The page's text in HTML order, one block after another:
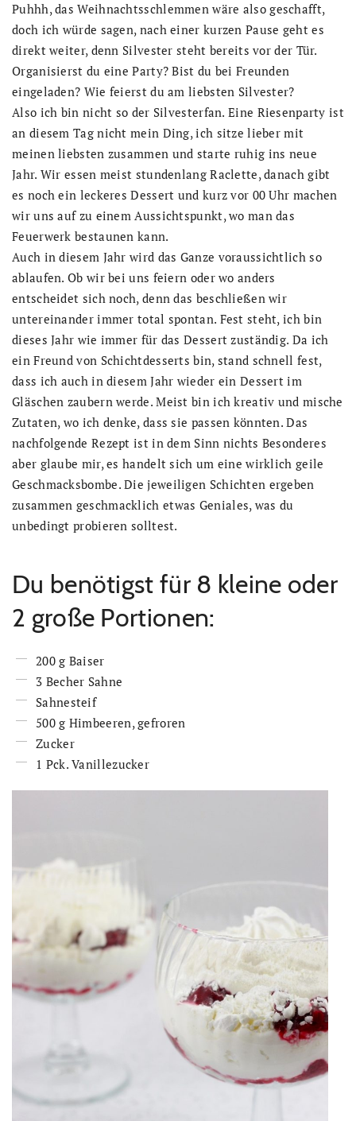
Puhhh, das Weihnachtsschlemmen wäre also geschafft,
doch ich würde sagen, nach einer kurzen Pause geht es
direkt weiter, denn Silvester steht bereits vor der Tür.
Organisierst du eine Party? Bist du bei Freunden
eingeladen? Wie feierst du am liebsten Silvester?
Also ich bin nicht so der Silvesterfan. Eine Riesenparty ist
an diesem Tag nicht mein Ding, ich sitze lieber mit
meinen liebsten zusammen und starte ruhig ins neue
Jahr. Wir essen meist stundenlang Raclette, danach gibt
es noch ein leckeres Dessert und kurz vor 00 Uhr machen
wir uns auf zu einem Aussichtspunkt, wo man das
Feuerwerk bestaunen kann.
Auch in diesem Jahr wird das Ganze voraussichtlich so
ablaufen. Ob wir bei uns feiern oder wo anders
entscheidet sich noch, denn das beschließen wir
untereinander immer total spontan. Fest steht, ich bin
dieses Jahr wie immer für das Dessert zuständig. Da ich
ein Freund von Schichtdesserts bin, stand schnell fest,
dass ich auch in diesem Jahr wieder ein Dessert im
Gläschen zaubern werde. Meist bin ich kreativ und mische
Zutaten, wo ich denke, dass sie passen könnten. Das
nachfolgende Rezept ist in dem Sinn nichts Besonderes
aber glaube mir, es handelt sich um eine wirklich geile
Geschmacksbombe. Die jeweiligen Schichten ergeben
zusammen geschmacklich etwas Geniales, was du
unbedingt probieren solltest.
Du benötigst für 8 kleine oder
2 große Portionen:
200 g Baiser
3 Becher Sahne
Sahnesteif
500 g Himbeeren, gefroren
Zucker
1 Pck. Vanillezucker